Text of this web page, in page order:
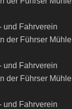
und Fahrverein
der Führser Mühle
und Fahrverein
der Führser Mühle
und Fahrverein